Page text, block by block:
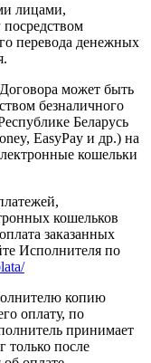
лицами,
посредством
перевода денежных
может быть
безналичного
Беларусь
EasyPay и др.) на
кошельки
кошельков
заказанных
Исполнителя по
копию
оплату, по
принимает
только после